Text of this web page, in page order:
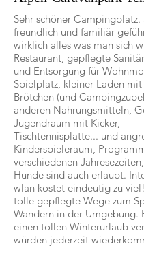
Sehr schöner Campingplatz.
freundlich und familiär
wirklich alles was man sich
Restaurant, gepflegte
und Entsorgung für
Spielplatz, kleiner Laden mit
Brötchen (und
anderen Nahrungsmitteln,
Jugendraum mit Kicker,
Tischtennisplatte... und
Kinderspieleraum,
verschiedenen
Hunde sind auch erlaubt.
wlan kostet eindeutig zu
tolle gepflegte Wege zum
Wandern in der Umgebung.
einen tollen Winterurlaub
würden jederzeit